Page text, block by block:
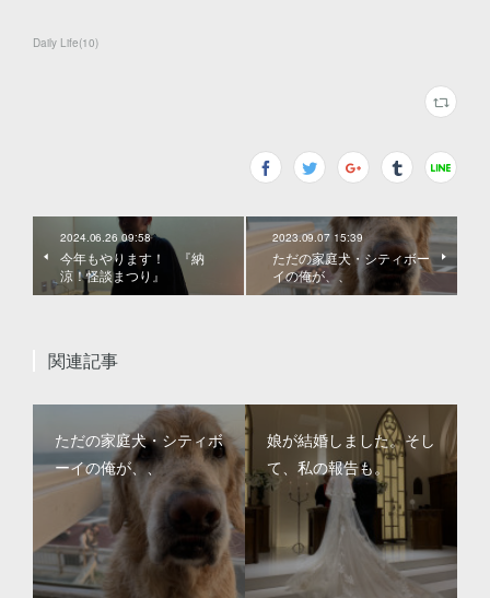
Daily Life(10)
2024.06.26 09:58
今年もやります！ 『納
涼！怪談まつり』
2023.09.07 15:39
ただの家庭犬・シティボー
イの俺が、、
関連記事
ただの家庭犬・シティボ
ーイの俺が、、
娘が結婚しました。そし
て、私の報告も。